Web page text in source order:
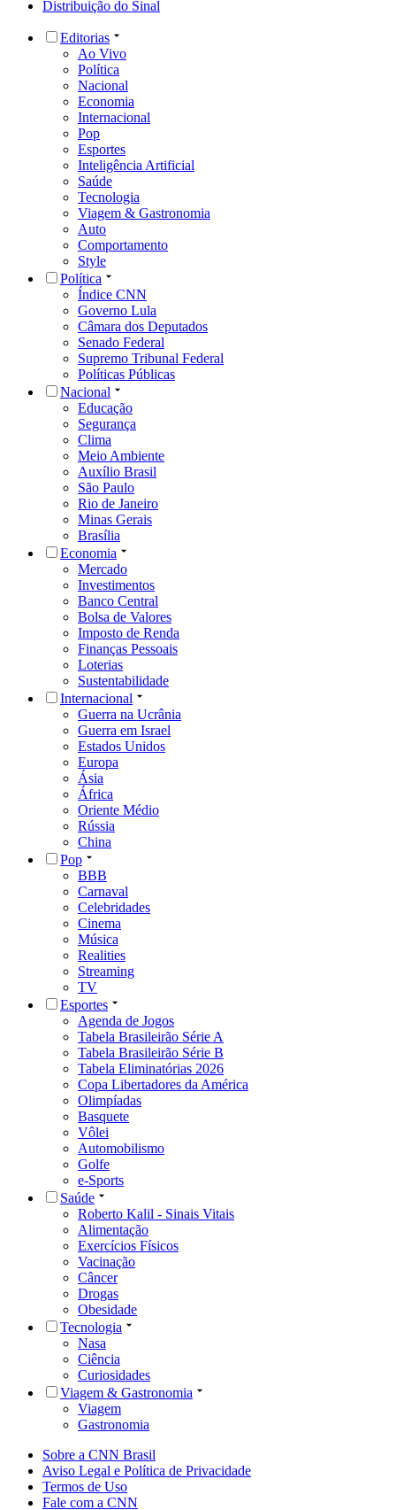
Distribuição do Sinal
Editorias
Ao Vivo
Política
Nacional
Economia
Internacional
Pop
Esportes
Inteligência Artificial
Saúde
Tecnologia
Viagem & Gastronomia
Auto
Comportamento
Style
Política
Índice CNN
Governo Lula
Câmara dos Deputados
Senado Federal
Supremo Tribunal Federal
Políticas Públicas
Nacional
Educação
Segurança
Clima
Meio Ambiente
Auxílio Brasil
São Paulo
Rio de Janeiro
Minas Gerais
Brasília
Economia
Mercado
Investimentos
Banco Central
Bolsa de Valores
Imposto de Renda
Finanças Pessoais
Loterias
Sustentabilidade
Internacional
Guerra na Ucrânia
Guerra em Israel
Estados Unidos
Europa
Ásia
África
Oriente Médio
Rússia
China
Pop
BBB
Carnaval
Celebridades
Cinema
Música
Realities
Streaming
TV
Esportes
Agenda de Jogos
Tabela Brasileirão Série A
Tabela Brasileirão Série B
Tabela Eliminatórias 2026
Copa Libertadores da América
Olimpíadas
Basquete
Vôlei
Automobilismo
Golfe
e-Sports
Saúde
Roberto Kalil - Sinais Vitais
Alimentação
Exercícios Físicos
Vacinação
Câncer
Drogas
Obesidade
Tecnologia
Nasa
Ciência
Curiosidades
Viagem & Gastronomia
Viagem
Gastronomia
Sobre a CNN Brasil
Aviso Legal e Política de Privacidade
Termos de Uso
Fale com a CNN